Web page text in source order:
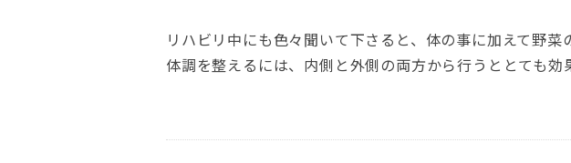
リハビリ中にも色々聞いて下さると、体の事に加えて野菜
体調を整えるには、内側と外側の両方から行うととても効